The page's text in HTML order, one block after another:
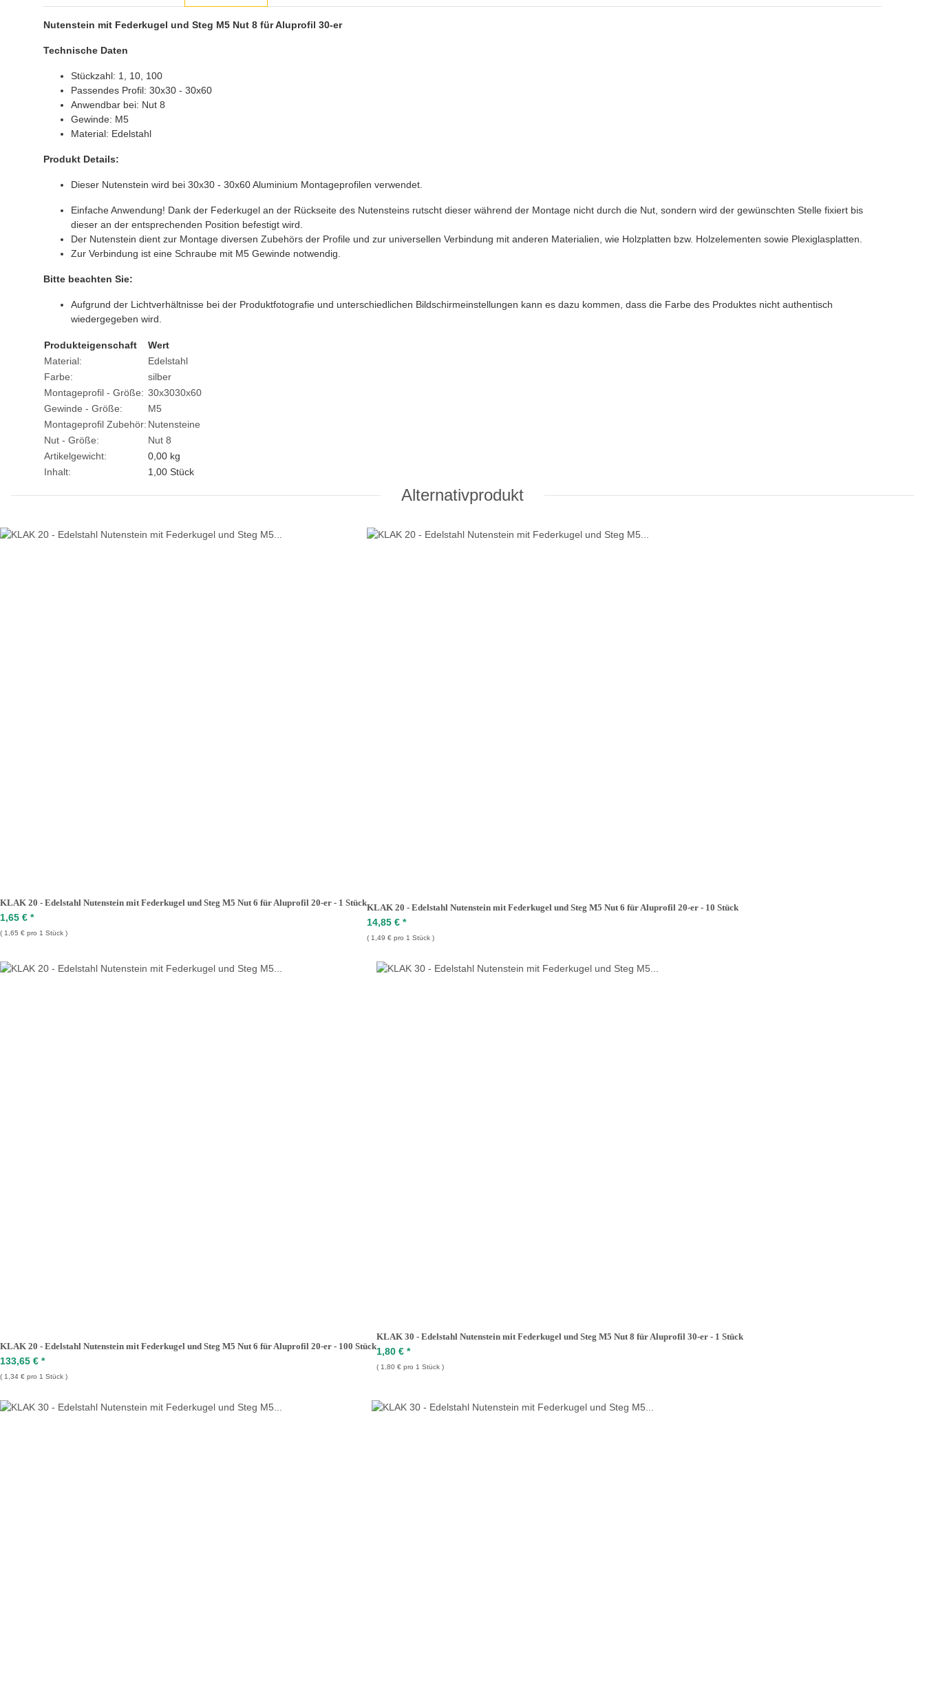
Nutenstein mit Federkugel und Steg M5 Nut 8 für Aluprofil 30-er
Technische Daten
Stückzahl: 1, 10, 100
Passendes Profil: 30x30 - 30x60
Anwendbar bei: Nut 8
Gewinde: M5
Material: Edelstahl
Produkt Details:
Dieser Nutenstein wird bei 30x30 - 30x60 Aluminium Montageprofilen verwendet.
Einfache Anwendung! Dank der Federkugel an der Rückseite des Nutensteins rutscht dieser während der Montage nicht durch die Nut, sondern wird der gewünschten Stelle fixiert bis
dieser an der entsprechenden Position befestigt wird.
Der Nutenstein dient zur Montage diversen Zubehörs der Profile und zur universellen Verbindung mit anderen Materialien, wie Holzplatten bzw. Holzelementen sowie Plexiglasplatten.
Zur Verbindung ist eine Schraube mit M5 Gewinde notwendig.
Bitte beachten Sie:
Aufgrund der Lichtverhältnisse bei der Produktfotografie und unterschiedlichen Bildschirmeinstellungen kann es dazu kommen, dass die Farbe des Produktes nicht authentisch
wiedergegeben wird.
Produkteigenschaft
Wert
Material:
Edelstahl
Farbe:
silber
Montageprofil - Größe: 30x3030x60
Gewinde - Größe:
M5
Montageprofil Zubehör: Nutensteine
Nut - Größe:
Nut 8
Artikelgewicht:
0,00 kg
Inhalt:
1,00 Stück
Alternativprodukt
KLAK 20 - Edelstahl Nutenstein mit Federkugel und Steg M5 Nut 6 für Aluprofil 20-er - 1 Stück
1,65 € *
1,65 € pro 1 Stück
KLAK 20 - Edelstahl Nutenstein mit Federkugel und Steg M5 Nut 6 für Aluprofil 20-er - 10 Stück
14,85 € *
1,49 € pro 1 Stück
KLAK 20 - Edelstahl Nutenstein mit Federkugel und Steg M5 Nut 6 für Aluprofil 20-er - 100 Stück
133,65 € *
1,34 € pro 1 Stück
KLAK 30 - Edelstahl Nutenstein mit Federkugel und Steg M5 Nut 8 für Aluprofil 30-er - 1 Stück
1,80 € *
1,80 € pro 1 Stück